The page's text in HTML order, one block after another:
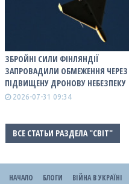
ЗБРОЙНІ СИЛИ ФІНЛЯНДІЇ
ЗАПРОВАДИЛИ ОБМЕЖЕННЯ ЧЕРЕЗ
ПІДВИЩЕНУ ДРОНОВУ НЕБЕЗПЕКУ
2026-07-31 09:34
ВСЕ СТАТЬИ РАЗДЕЛА "СВІТ"
НАЧАЛО БЛОГИ ВІЙНА В УКРАЇНІ